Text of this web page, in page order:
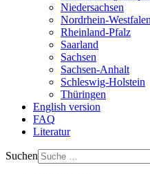
Niedersachsen
Nordrhein-Westfalen
Rheinland-Pfalz
Saarland
Sachsen
Sachsen-Anhalt
Schleswig-Holstein
Thüringen
English version
FAQ
Literatur
Suchen